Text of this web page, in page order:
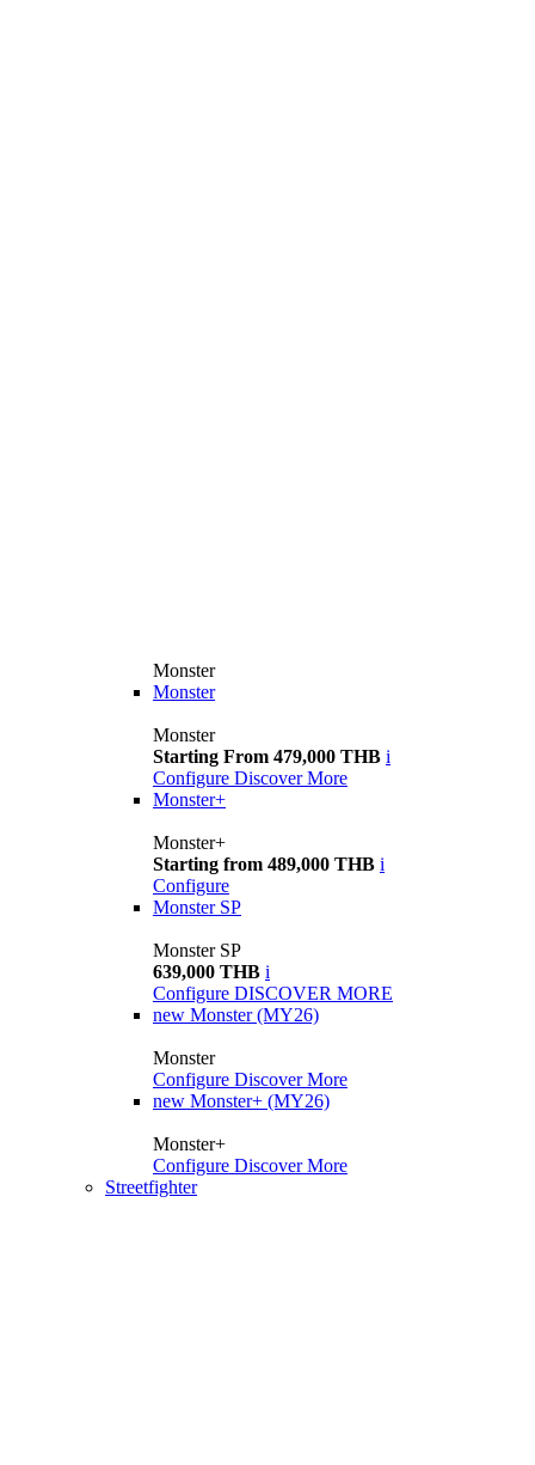
Monster
Monster
Monster
Starting From 479,000 THB i
Configure Discover More
Monster+
Monster+
Starting from 489,000 THB i
Configure
Monster SP
Monster SP
639,000 THB i
Configure DISCOVER MORE
new Monster (MY26)
Monster
Configure Discover More
new Monster+ (MY26)
Monster+
Configure Discover More
Streetfighter